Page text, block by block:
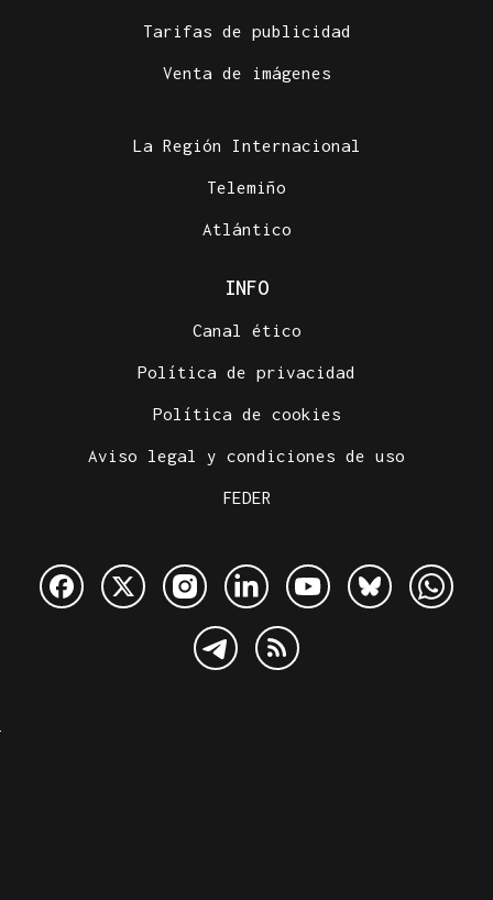
Tarifas de publicidad
Venta de imágenes
La Región Internacional
Telemiño
Atlántico
INFO
Canal ético
Política de privacidad
Política de cookies
Aviso legal y condiciones de uso
FEDER